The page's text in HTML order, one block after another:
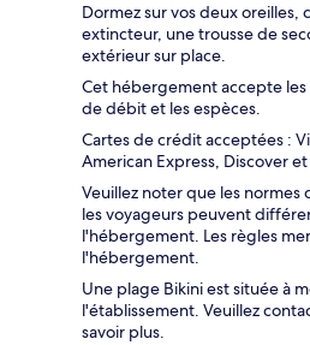
Dormez sur vos deux oreilles,
extincteur, une trousse de
extérieur sur place.
Cet hébergement accepte
de débit et les espèces.
Cartes de crédit acceptées :
American Express, Discover et
Veuillez noter que les
les voyageurs peuvent
l'hébergement. Les règles
l'hébergement.
Une plage Bikini est située à
l'établissement. Veuillez
savoir plus.